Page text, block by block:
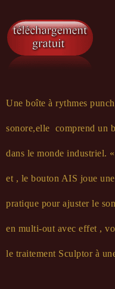
Une boîte à rythmes
sonore,elle comprend un
dans le monde industriel.
et , le bouton AIS joue
pratique pour ajuster le
en multi-out avec effet ,
le traitement Sculptor à